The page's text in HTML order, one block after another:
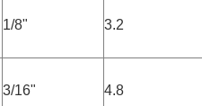
1/8" 3.2
3/16" 4.8